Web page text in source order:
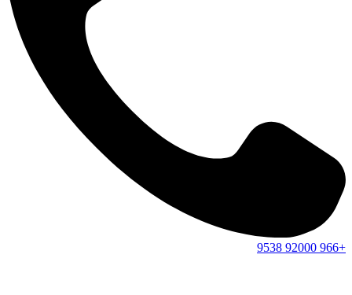
+966
92000
9538